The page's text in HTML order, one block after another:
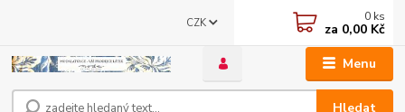
Menu
CZK
Hledat
0 ks
za 0,00 Kč